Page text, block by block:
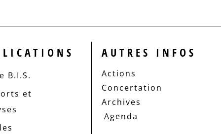
B.I.S.
et
AUTRES INFOS
Actions
Concertation
Archives
Agenda